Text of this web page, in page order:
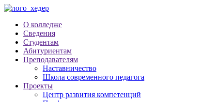
О колледже
Сведения
Студентам
Абитуриентам
Преподавателям
Наставничество
Школа современного педагога
Проекты
Центр развития компетенций